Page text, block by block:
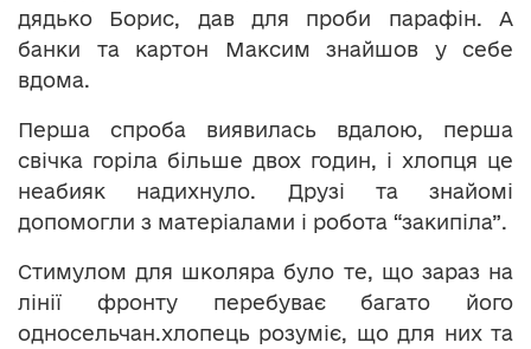
дядько Борис, дав для проби парафін. А
банки та картон Максим знайшов у себе
вдома.
Перша спроба виявилась вдалою, перша
свічка горіла більше двох годин, і хлопця це
неабияк надихнуло. Друзі та знайомі
допомогли з матеріалами і робота “закипіла”.
Стимулом для школяра було те, що зараз на
лінії фронту перебуває багато його
односельчан.хлопець розуміє, що для них та